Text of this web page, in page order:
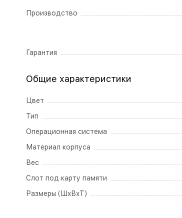
Производство
Гарантия
Общие характеристики
Цвет
Тип
Операционная система
Материал корпуса
Вес
Слот под карту памяти
Размеры (ШxВxТ)